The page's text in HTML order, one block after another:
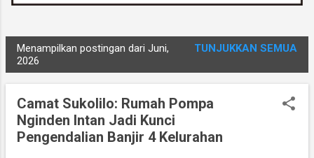
o
Menampilkan postingan dari Juni,
2026
TUNJUKKAN SEMUA
Camat Sukolilo: Rumah Pompa
Nginden Intan Jadi Kunci
Pengendalian Banjir 4 Kelurahan